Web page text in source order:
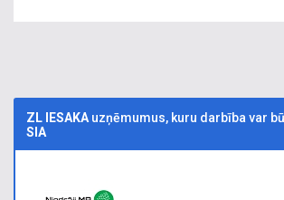
ZL IESAKA uzņēmumus, kuru darbība var
SIA